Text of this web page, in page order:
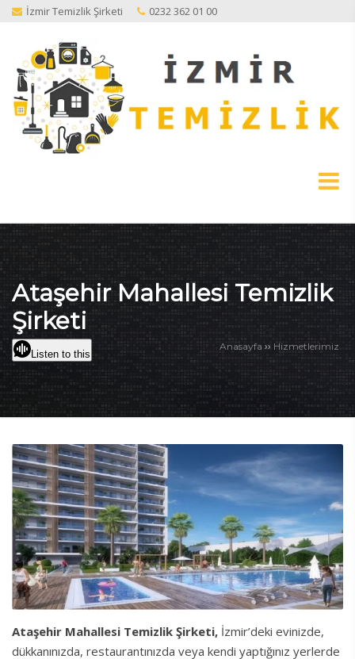
İzmir Temizlik Şirketi 0232 362 01 00
Ataşehir Mahallesi Temizlik
Şirketi
Anasayfa ›› Hizmetlerimiz
Listen to this
Ataşehir Mahallesi Temizlik Şirketi, İzmir’deki evinizde,
dükkanınızda, restaurantınızda veya kendi yaptığınız yerlerde